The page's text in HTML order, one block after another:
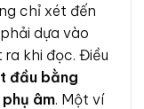
chỉ xét đến
dựa vào
khi đọc. Điều
đầu bằng
âm. Một ví